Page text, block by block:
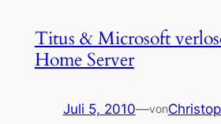
Titus & Microsoft
Home Server
Juli 5, 2010—von